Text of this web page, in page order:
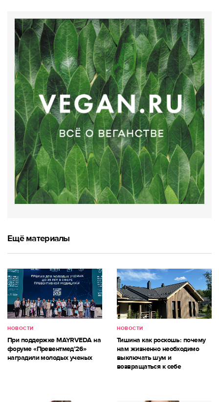
Ещё материалы
НОВОСТИ
При поддержке MAYRVEDA на
форуме «Превентмед’26»
наградили молодых ученых
НОВОСТИ
Тишина как роскошь: почему
нам жизненно необходимо
выключать шум и
возвращаться к себе